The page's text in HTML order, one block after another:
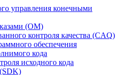
управления конечными
(OM)
контроля качества (CAQ)
обеспечения
кода
исходного кода